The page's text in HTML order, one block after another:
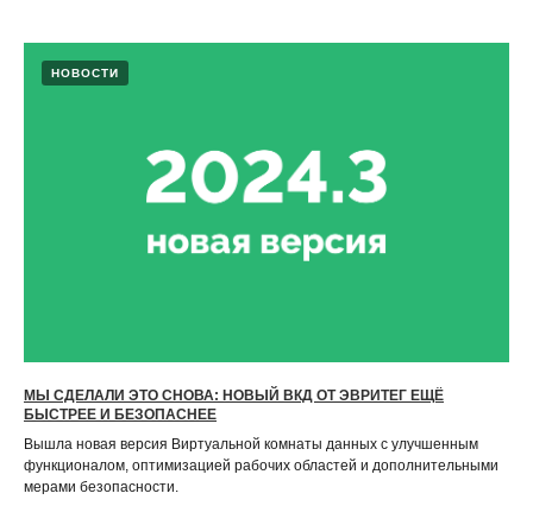
НОВОСТИ
МЫ СДЕЛАЛИ ЭТО СНОВА: НОВЫЙ ВКД ОТ ЭВРИТЕГ ЕЩЁ
БЫСТРЕЕ И БЕЗОПАСНЕЕ
Вышла новая версия Виртуальной комнаты данных с улучшенным
функционалом, оптимизацией рабочих областей и дополнительными
мерами безопасности.